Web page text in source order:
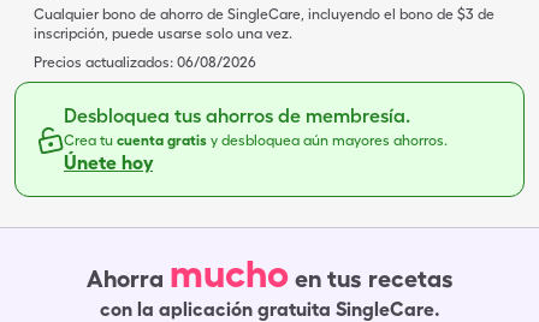
Cualquier bono de ahorro de SingleCare, incluyendo el bono de $3 de
inscripción, puede usarse solo una vez.
Precios actualizados: 06/08/2026
Desbloquea tus ahorros de membresía.
Crea tu cuenta gratis y desbloquea aún mayores ahorros.
Únete hoy
Ahorra mucho en tus recetas
con la aplicación gratuita SingleCare.